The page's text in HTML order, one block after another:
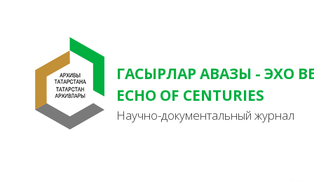
ГАСЫРЛАР АВАЗЫ - ЭХО
ECHO OF CENTURIES
Научно-документальный журнал